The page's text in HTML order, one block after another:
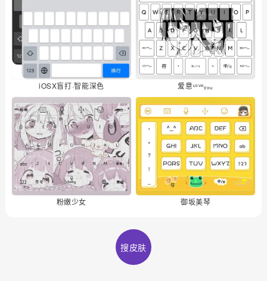
iOSX盲打·智能深色 爱意ᶫᵒᵛᵉᵧₒᵤ
粉嫩少女 御坂美琴
搜皮肤